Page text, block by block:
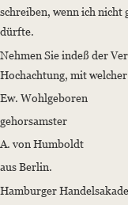
schreiben, wenn ich nicht
dürfte.
Nehmen Sie indeß der
Hochachtung, mit
Ew. Wohlgeboren
gehorsamster
A. von Humboldt
aus Berlin.
Hamburger